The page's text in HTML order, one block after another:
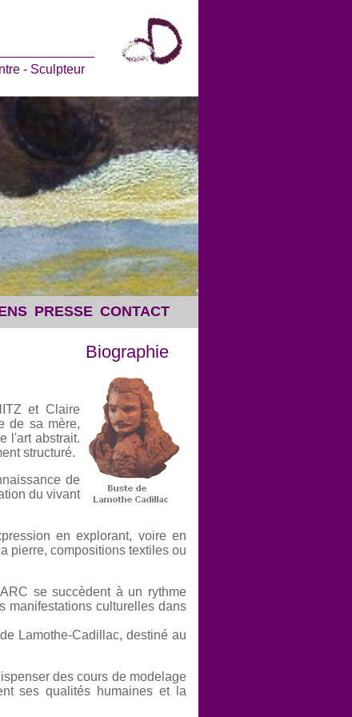
- Sculpteur
PRESSE CONTACT
Biographie
et Claire
de sa mère,
l'art abstrait.
structuré.
de
du vivant
en explorant, voire en
pierre, compositions textiles ou
se succèdent à un rythme
manifestations culturelles dans
Lamothe-Cadillac, destiné au
des cours de modelage
ses qualités humaines et la